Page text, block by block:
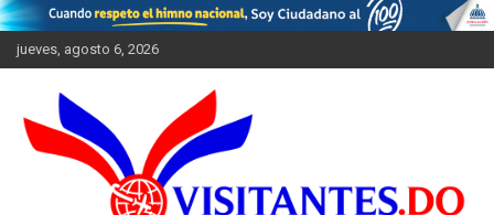
Saltar
al
contenido
jueves, agosto 6, 2026